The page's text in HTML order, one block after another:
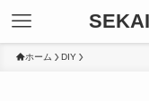
ホーム DIY